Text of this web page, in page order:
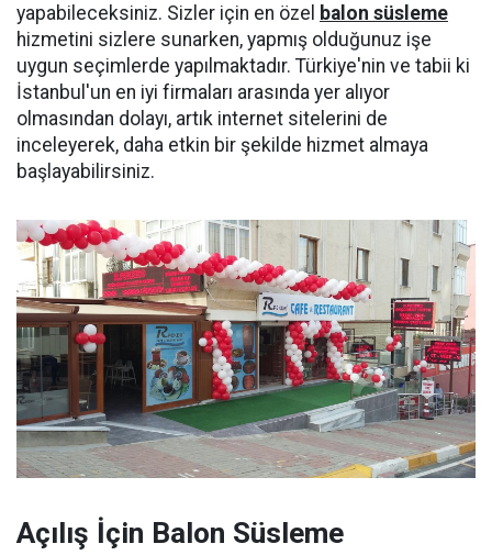
yapabileceksiniz. Sizler için en özel balon süsleme
hizmetini sizlere sunarken, yapmış olduğunuz işe
uygun seçimlerde yapılmaktadır. Türkiye'nin ve tabii ki
İstanbul'un en iyi firmaları arasında yer alıyor
olmasından dolayı, artık internet sitelerini de
inceleyerek, daha etkin bir şekilde hizmet almaya
başlayabilirsiniz.
Açılış İçin Balon Süsleme